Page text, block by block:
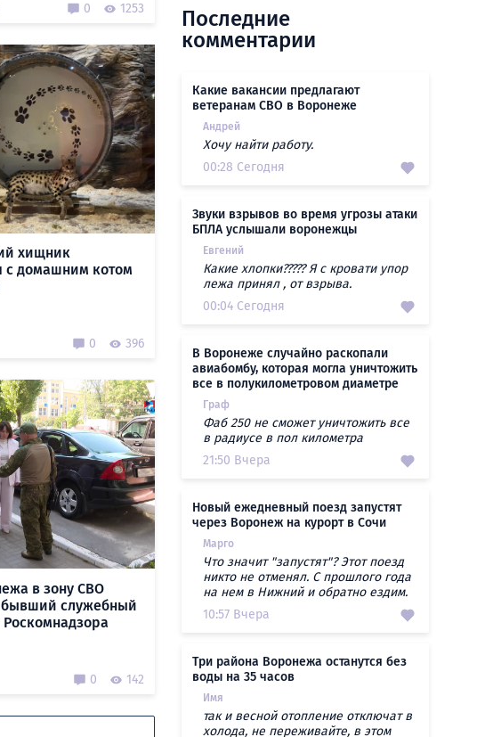
0 1253
хищник
с домашним котом
0 396
в зону СВО
бывший служебный
0 142
Последние
комментарии
Какие вакансии предлагают
ветеранам СВО в Воронеже
Андрей
Хочу найти работу.
00:28 Сегодня
Звуки взрывов во время угрозы атаки
БПЛА услышали воронежцы
Евгений
Какие хлопки????? Я с кровати упор
лежа принял , от взрыва.
00:04 Сегодня
В Воронеже случайно раскопали
авиабомбу, которая могла уничтожить
все в полукилометровом диаметре
Граф
Фаб 250 не сможет уничтожить все
в радиусе в пол километра
21:50 Вчера
Новый ежедневный поезд запустят
через Воронеж на курорт в Сочи
Марго
Что значит "запустят"? Этот поезд
никто не отменял. С прошлого года
на нем в Нижний и обратно ездим.
10:57 Вчера
Три района Воронежа останутся без
воды на 35 часов
Имя
так и весной отопление отключат в
холода, не переживайте, в этом